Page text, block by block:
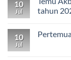
10
Jul
tahun
10
Jul